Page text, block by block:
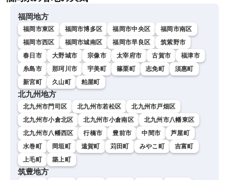
福岡地方
福岡市東区 福岡市博多区 福岡市中央区
福岡市南区
福岡市西区
福岡市城南区 福岡市早良区
筑紫野市
春日市
大野城市 宗像市 太宰府市 古賀市
福津市
糸島市
那珂川市 宇美町 篠栗町 志免町
須惠町
新宮町
久山町 粕屋町
北九州地方
北九州市門司区 北九州市若松区
北九州市戸畑区
北九州市小倉北区
北九州市小倉南区
北九州市八幡東区
北九州市八幡西区
行橋市 豊前市 中間市
芦屋町
水巻町
岡垣町 遠賀町 苅田町 みやこ町
吉富町
上毛町
築上町
筑豊地方